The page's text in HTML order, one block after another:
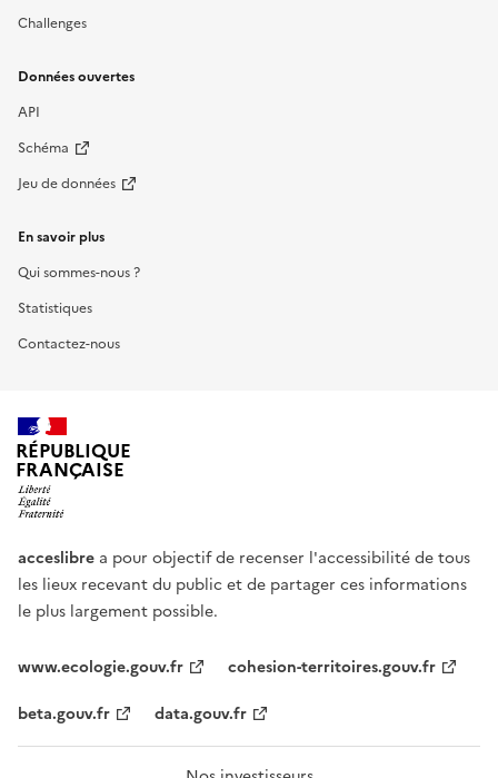
Challenges
Données ouvertes
API
Schéma
Jeu de données
En savoir plus
Qui sommes-nous ?
Statistiques
Contactez-nous
RÉPUBLIQUE
FRANÇAISE
acceslibre a pour objectif de recenser l'accessibilité de tous
les lieux recevant du public et de partager ces informations
le plus largement possible.
www.ecologie.gouv.fr
cohesion-territoires.gouv.fr
beta.gouv.fr
data.gouv.fr